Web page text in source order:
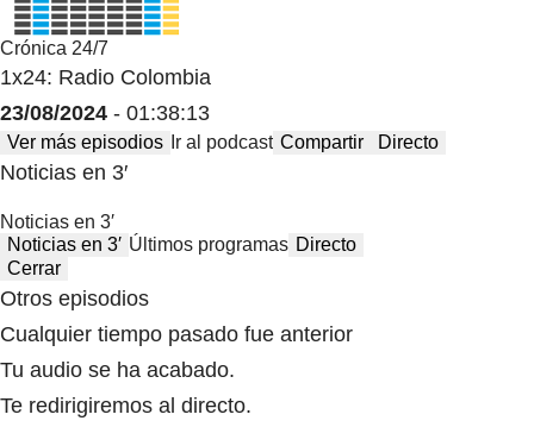
Crónica 24/7
1x24: Radio Colombia
23/08/2024 - 01:38:13
Ver más episodios Ir al podcast Compartir Directo
Noticias en 3′
Noticias en 3′
Noticias en 3′ Últimos programas Directo
Cerrar
Otros episodios
Cualquier tiempo pasado fue anterior
Tu audio se ha acabado.
Te redirigiremos al directo.